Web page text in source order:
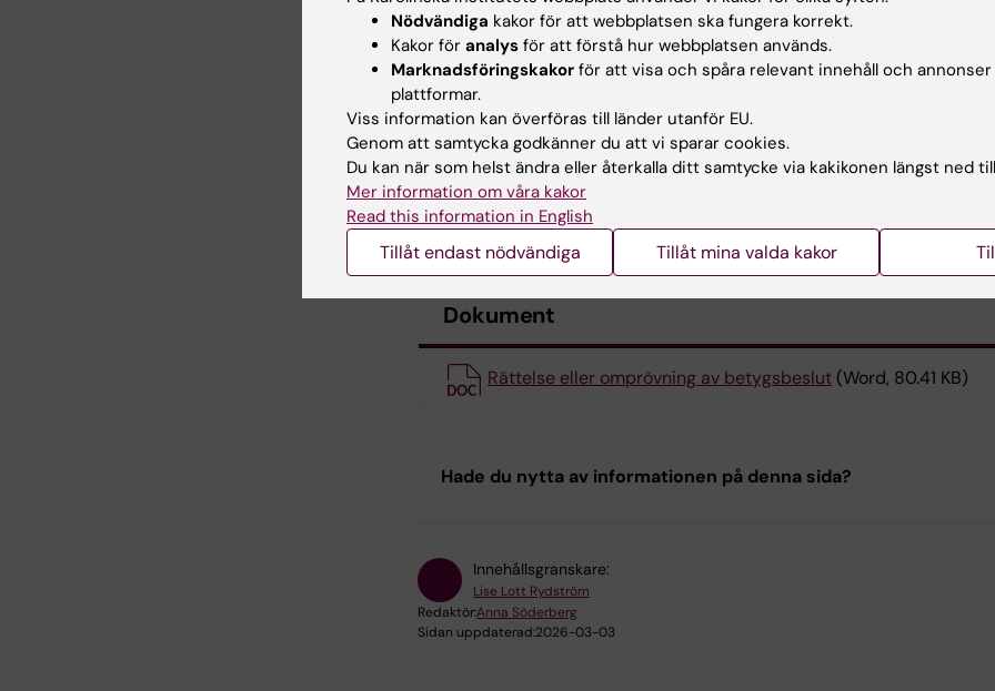
2. Bedömning
Examinator gör en omprövning av betygsbeslutet utifrån insänt
underlag. Enskilda lärare på kursen får inte hantera ärendet
3. Beslut
Ett beslut fattas av examinator. Utbildningsadministratören
expedierar beslutet till studenten och korrigerar ett eventuellt
betyg i LADOK. Handlingen diarieförs och arkiveras enligt gällande
rutin.
Dokument
Rättelse eller omprövning av betygsbeslut (Word, 80.41 KB)
Hade du nytta av informationen på denna sida?
Innehållsgranskare:
Lise Lott Rydström
Redaktör:Anna Söderberg
Sidan uppdaterad:2026-03-03
Nödvändiga kakor för att webbplatsen ska fungera korrekt.
Kakor för analys för att förstå hur webbplatsen används.
Marknadsföringskakor för att visa och spåra relevant innehåll och
plattformar.
Viss information kan överföras till länder utanför EU.
Genom att samtycka godkänner du att vi sparar cookies.
Du kan när som helst ändra eller återkalla ditt samtycke via kakikonen längst ned
Mer information om våra kakor
Read this information in English
Tillåt endast nödvändiga Tillåt mina valda kakor